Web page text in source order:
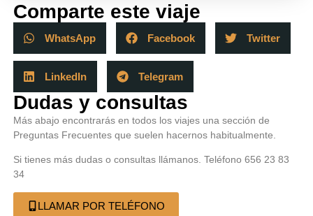
Comparte este viaje
WhatsApp Facebook Twitter
LinkedIn Telegram
Dudas y consultas
Más abajo encontrarás en todos los viajes una sección de
Preguntas Frecuentes que suelen hacernos habitualmente.
Si tienes más dudas o consultas llámanos. Teléfono 656 23 83
34
LLAMAR POR TELÉFONO